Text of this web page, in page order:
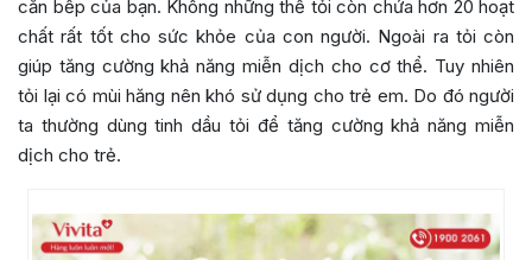
căn bếp của bạn. Không những thế tỏi còn chứa hơn 20 hoạt
chất rất tốt cho sức khỏe của con người. Ngoài ra tỏi còn
giúp tăng cường khả năng miễn dịch cho cơ thể. Tuy nhiên
tỏi lại có mùi hăng nên khó sử dụng cho trẻ em. Do đó người
ta thường dùng tinh dầu tỏi để tăng cường khả năng miễn
dịch cho trẻ.